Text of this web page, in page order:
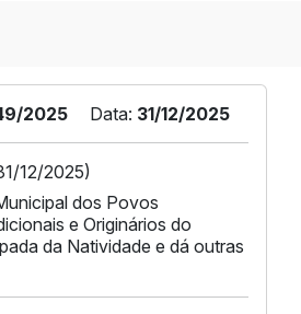
2025 Data: 31/12/2025
12/2025)
dos Povos
e Originários do
da Natividade e dá outras